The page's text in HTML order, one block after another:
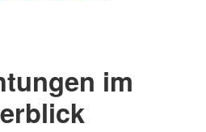
im